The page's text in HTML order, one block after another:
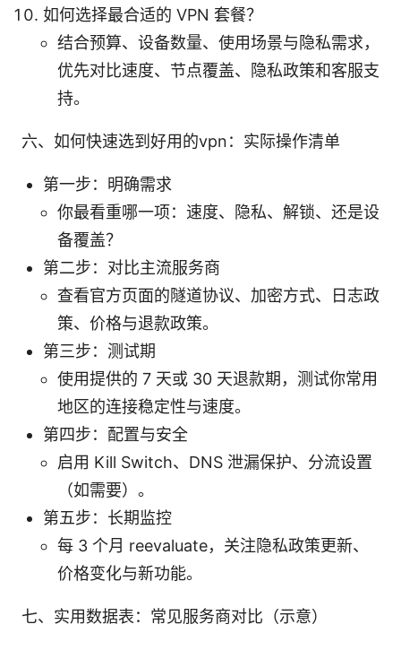
如何选择最合适的 VPN 套餐？
结合预算、设备数量、使用场景与隐私需求，
优先对比速度、节点覆盖、隐私政策和客服支
持。
六、如何快速选到好用的vpn：实际操作清单
第一步：明确需求
你最看重哪一项：速度、隐私、解锁、还是设
备覆盖？
第二步：对比主流服务商
查看官方页面的隧道协议、加密方式、日志政
策、价格与退款政策。
第三步：测试期
使用提供的 7 天或 30 天退款期，测试你常用
地区的连接稳定性与速度。
第四步：配置与安全
启用 Kill Switch、DNS 泄漏保护、分流设置
（如需要）。
第五步：长期监控
每 3 个月 reevaluate，关注隐私政策更新、
价格变化与新功能。
七、实用数据表：常见服务商对比（示意）